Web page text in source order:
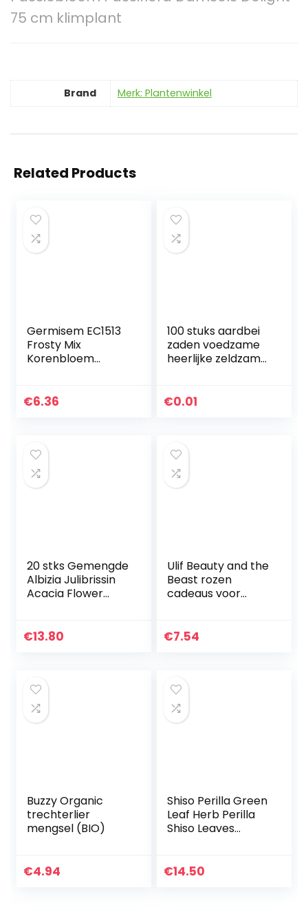
75 cm klimplant
Brand Merk: Plantenwinkel
Related Products
Germisem EC1513
Frosty Mix
Korenbloem
€6.36
100 stuks aardbei
zaden voedzame
heerlijke zeldzame
Tuin voor Ideaal
€0.01
20 stks Gemengde
Albizia Julibrissin
Acacia Flower
voor het planten
€13.80
Ulif Beauty and the
Beast rozen
cadeaus voor
glazen koepel voor
€7.54
Buzzy Organic
trechterlier
mengsel (BIO)
€4.94
Shiso Perilla Green
Leaf Herb Perilla
Shiso Leaves
€14.50